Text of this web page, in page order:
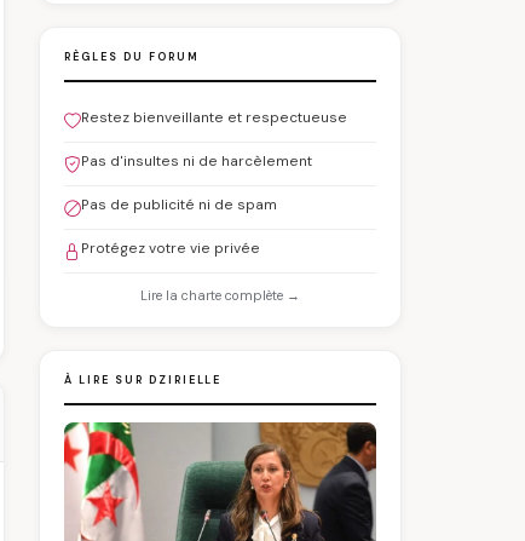
RÈGLES DU FORUM
Restez bienveillante et respectueuse
Pas d'insultes ni de harcèlement
Pas de publicité ni de spam
Protégez votre vie privée
Lire la charte complète →
À LIRE SUR DZIRIELLE